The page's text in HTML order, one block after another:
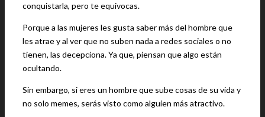
conquistarla, pero te equivocas.
Porque a las mujeres les gusta saber más del hombre que
les atrae y al ver que no suben nada a redes sociales o no
tienen, las decepciona. Ya que, piensan que algo están
ocultando.
Sin embargo, si eres un hombre que sube cosas de su vida y
no solo memes, serás visto como alguien más atractivo.